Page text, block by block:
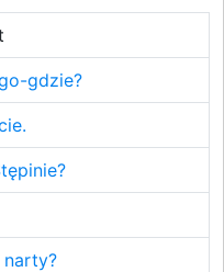
gdzie?
narty?